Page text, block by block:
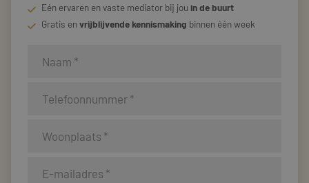
Eén ervaren en vaste mediator bij jou in de buurt
Gratis envrijblijvende kennismaking binnen één week